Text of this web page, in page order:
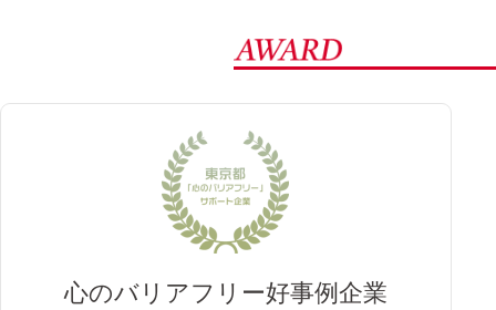
心のバリアフリー好事例企業